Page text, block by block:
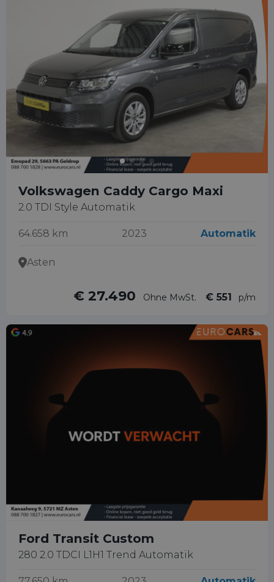
Volkswagen Caddy Cargo Maxi
2.0 TDI Style Automatik
64.658 km 2023 Automatik
Asten
€ 27.490 Ohne MwSt. € 551 p/m
Ford Transit Custom
280 2.0 TDCI L1H1 Trend Automatik